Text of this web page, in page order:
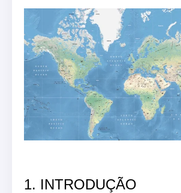
1. INTRODUÇÃO